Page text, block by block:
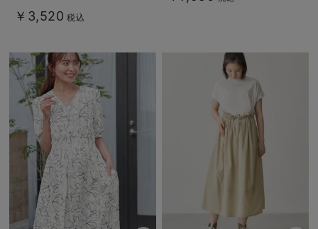
￥3,520 税込